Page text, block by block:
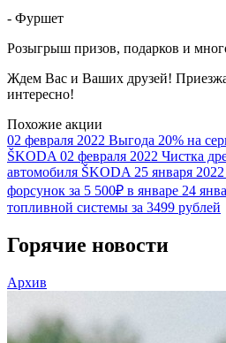
- Фуршет
Розыгрыш призов, подарков и
Ждем Вас и Ваших друзей!
интересно!
Похожие акции
02 февраля 2022 Выгода 20% на
ŠKODA 02 февраля 2022 Чистка
автомобиля ŠKODA 25 января 2022
форсунок за 5 500₽ в январе 24
топливной системы за 3499 рублей
Горячие новости
Архив